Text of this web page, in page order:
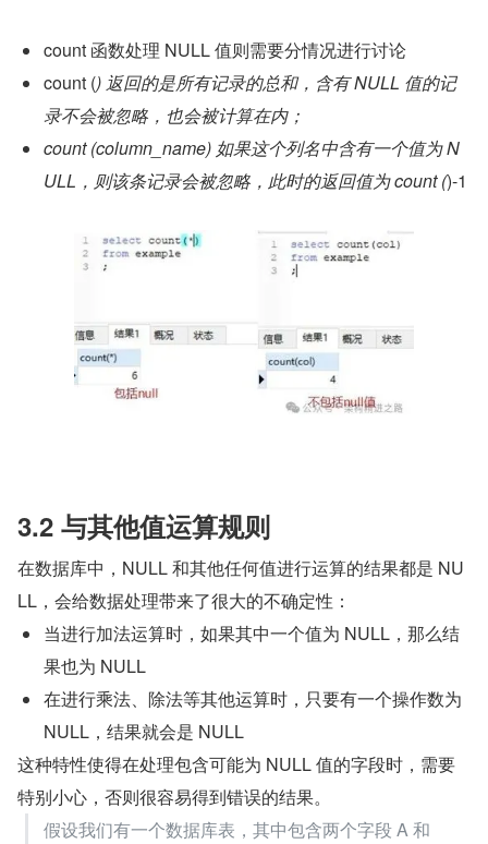
count 函数处理 NULL 值则需要分情况进行讨论
count () 返回的是所有记录的总和，含有 NULL 值的记
录不会被忽略，也会被计算在内；
count (column_name) 如果这个列名中含有一个值为 N
ULL，则该条记录会被忽略，此时的返回值为 count ()-1
3.2 与其他值运算规则
在数据库中，NULL 和其他任何值进行运算的结果都是 NU
LL，会给数据处理带来了很大的不确定性：
当进行加法运算时，如果其中一个值为 NULL，那么结
果也为 NULL
在进行乘法、除法等其他运算时，只要有一个操作数为
NULL，结果就会是 NULL
这种特性使得在处理包含可能为 NULL 值的字段时，需要
特别小心，否则很容易得到错误的结果。
假设我们有一个数据库表，其中包含两个字段 A 和